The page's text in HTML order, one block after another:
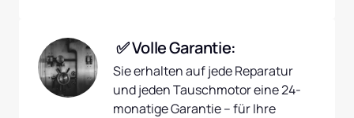
✅ Volle Garantie:
Sie erhalten auf jede Reparatur
und jeden Tauschmotor eine 24-
monatige Garantie – für Ihre